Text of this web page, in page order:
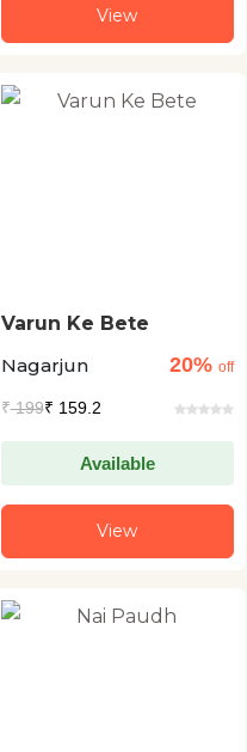
View
Varun Ke Bete
Nagarjun
20% off
₹199₹ 159.2
Available
View